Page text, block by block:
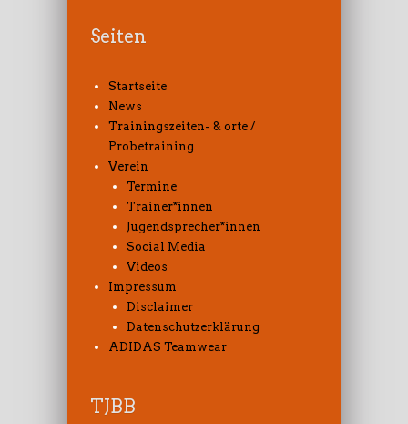
Seiten
Startseite
News
Trainingszeiten- & orte /
Probetraining
Verein
Termine
Trainer*innen
Jugendsprecher*innen
Social Media
Videos
Impressum
Disclaimer
Datenschutzerklärung
ADIDAS Teamwear
TJBB